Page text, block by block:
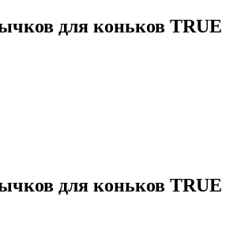
для коньков TRUE
для коньков TRUE